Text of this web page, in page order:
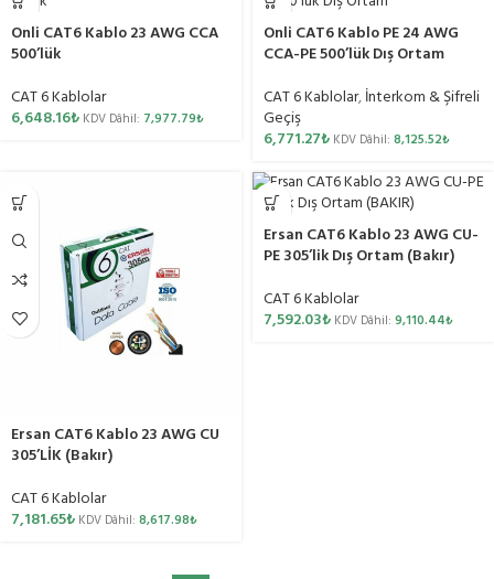
Onli CAT6 Kablo 23 AWG CCA
500’lük
CAT 6 Kablolar
6,648.16₺ KDV Dâhil: 7,977.79₺
Onli CAT6 Kablo PE 24 AWG
CCA-PE 500’lük Dış Ortam
CAT 6 Kablolar,İnterkom & Şifreli
Geçiş
6,771.27₺ KDV Dâhil: 8,125.52₺
Ersan CAT6 Kablo 23 AWG CU
305’LİK (Bakır)
CAT 6 Kablolar
7,181.65₺ KDV Dâhil: 8,617.98₺
Ersan CAT6 Kablo 23 AWG CU-
PE 305’lik Dış Ortam (Bakır)
CAT 6 Kablolar
7,592.03₺ KDV Dâhil: 9,110.44₺